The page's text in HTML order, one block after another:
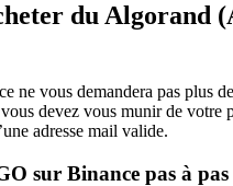
du Algorand
ne vous demandera pas plus
devez vous munir de votre
adresse mail valide.
sur Binance pas à pas